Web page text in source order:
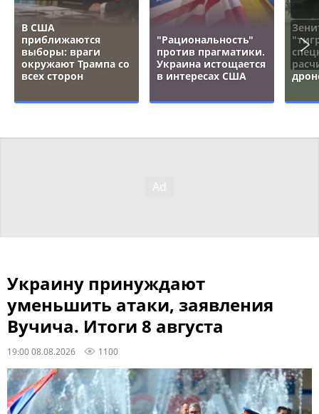
В США
приближаются
выборы: враги
окружают Трампа со
всех сторон
"Рациональность"
против прагматики.
Украина истощается
в интересах США
Украину принуждают
уменьшить атаки, заявления
Вучича. Итоги 8 августа
19:00 08.08.2026 1100